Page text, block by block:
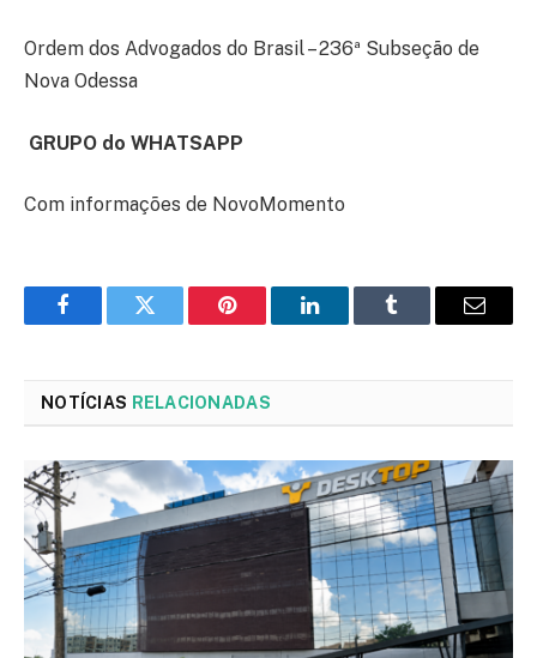
Ordem dos Advogados do Brasil – 236ª Subseção de
Nova Odessa
GRUPO do WHATSAPP
Com informações de NovoMomento
FacebookTwitter Pinterest LinkedInTumblr Email
NOTÍCIAS RELACIONADAS